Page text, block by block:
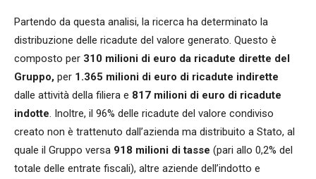
Partendo da questa analisi, la ricerca ha determinato la
distribuzione delle ricadute del valore generato. Questo è
composto per 310 milioni di euro da ricadute dirette del
Gruppo, per 1.365 milioni di euro di ricadute indirette
dalle attività della filiera e 817 milioni di euro di ricadute
indotte. Inoltre, il 96% delle ricadute del valore condiviso
creato non è trattenuto dall’azienda ma distribuito a Stato, al
quale il Gruppo versa 918 milioni di tasse (pari allo 0,2% del
totale delle entrate fiscali), altre aziende dell’indotto e